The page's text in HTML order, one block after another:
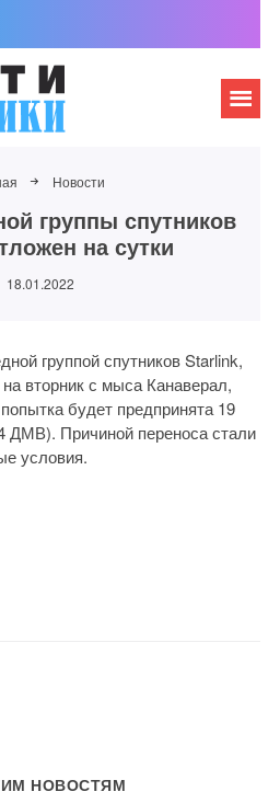
Новости
группы спутников
на сутки
18.01.2022
группой спутников Starlink,
вторник с мыса Канаверал,
будет предпринята 19
ДМВ). Причиной переноса стали
условия.
НОВОСТЯМ